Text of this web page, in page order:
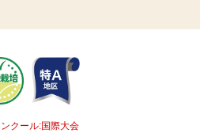
クール:国際大会